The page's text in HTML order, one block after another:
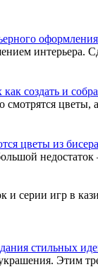
интерьера.
создать и
цветы из
серии игр в
стильных
Этим